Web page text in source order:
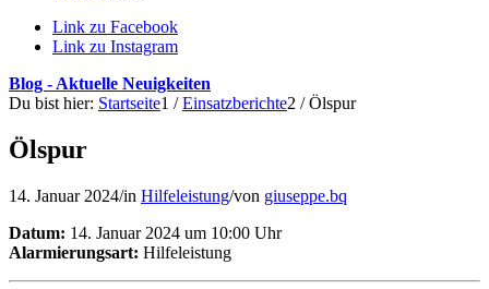
Link zu Facebook
Link zu Instagram
Blog - Aktuelle Neuigkeiten
Du bist hier: Startseite1 / Einsatzberichte2 / Ölspur
Ölspur
14. Januar 2024/in Hilfeleistung/von giuseppe.bq
Datum: 14. Januar 2024 um 10:00 Uhr
Alarmierungsart: Hilfeleistung